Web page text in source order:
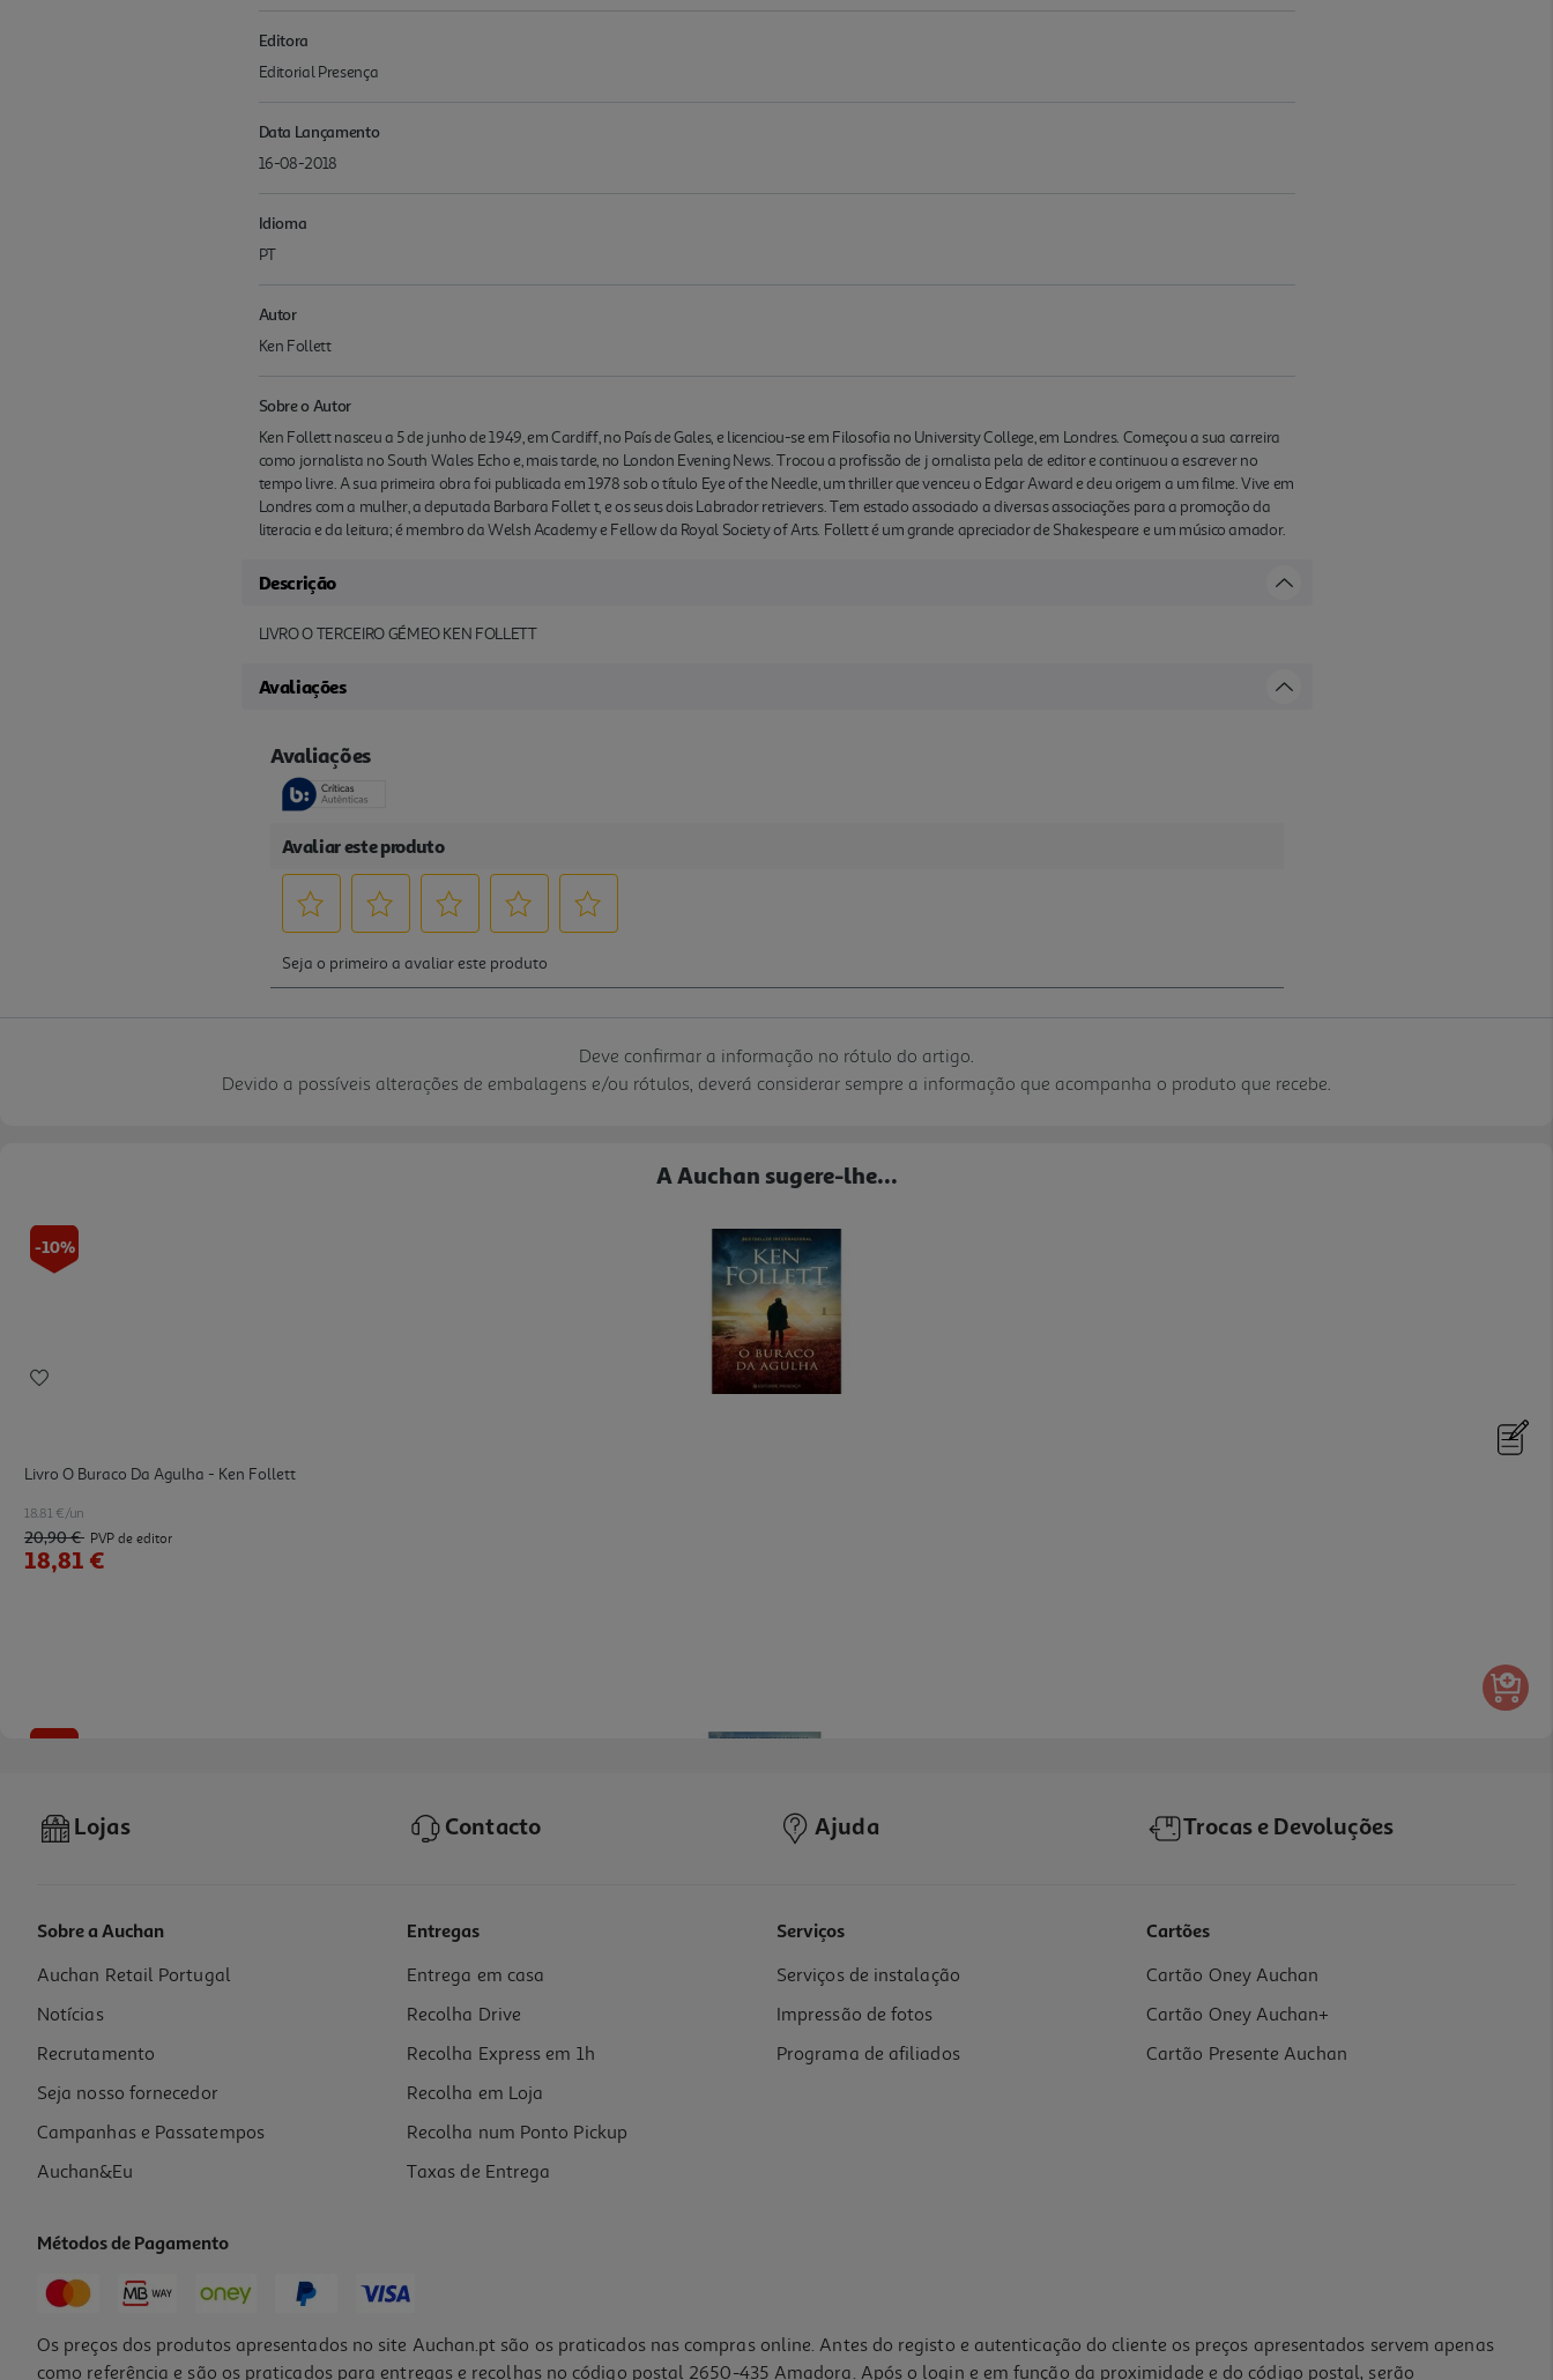
Editora
Editorial Presença
Data Lançamento
16-08-2018
Idioma
PT
Autor
Ken Follett
Sobre o Autor
Ken Follett nasceu a 5 de junho de 1949, em Cardiff, no País de Gales, e licenciou-se em Filosofia no University College, em Londres. Começou a sua carreira
como jornalista no South Wales Echo e, mais tarde, no London Evening News. Trocou a profissão de j ornalista pela de editor e continuou a escrever no
tempo livre. A sua primeira obra foi publicada em 1978 sob o título Eye of the Needle, um thriller que venceu o Edgar Award e deu origem a um filme. Vive em
Londres com a mulher, a deputada Barbara Follet t, e os seus dois Labrador retrievers. Tem estado associado a diversas associações para a promoção da
literacia e da leitura; é membro da Welsh Academy e Fellow da Royal Society of Arts. Follett é um grande apreciador de Shakespeare e um músico amador.
Descrição
LIVRO O TERCEIRO GÉMEO KEN FOLLETT
Avaliações
Deve confirmar a informação no rótulo do artigo.
Devido a possíveis alterações de embalagens e/ou rótulos, deverá considerar sempre a informação que acompanha o produto que recebe.
A Auchan sugere-lhe...
-10%
Livro O Buraco Da Agulha - Ken Follett
18.81 €/un
20,90 € PVP de editor
18,81 €
Livro Nome De Código:leoparda Ken Follett
21.51 €/un
21,51 €
-10%
Lojas Contacto Ajuda Trocas e Devoluções
Sobre a Auchan
Auchan Retail Portugal
Notícias
Recrutamento
Seja nosso fornecedor
Campanhas e Passatempos
Auchan&Eu
Entregas
Entrega em casa
Recolha Drive
Recolha Express em 1h
Recolha em Loja
Recolha num Ponto Pickup
Taxas de Entrega
Serviços
Serviços de instalação
Impressão de fotos
Programa de afiliados
Cartões
Cartão Oney Auchan
Cartão Oney Auchan+
Cartão Presente Auchan
Métodos de Pagamento
Os preços dos produtos apresentados no site Auchan.pt são os praticados nas compras online. Antes do registo e autenticação do cliente os preços apresentados servem apenas
como referência e são os praticados para entregas e recolhas no código postal 2650-435 Amadora. Após o login e em função da proximidade e do código postal, serão